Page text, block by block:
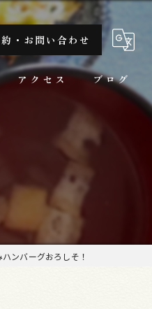
約・お問い合わせ
アクセス ブログ
ンバーグおろしそ！